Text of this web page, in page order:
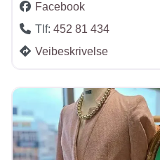
Facebook
Tlf: 452 81 434
Veibeskrivelse